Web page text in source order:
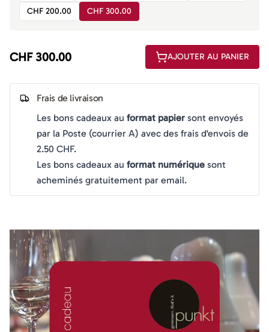
CHF 200.00
CHF 300.00
CHF 300.00 AJOUTER AU PANIER
Frais de livraison
Les bons cadeaux au format papier sont envoyés
par la Poste (courrier A) avec des frais d'envois de
2.50 CHF.
Les bons cadeaux au format numérique sont
acheminés gratuitement par email.